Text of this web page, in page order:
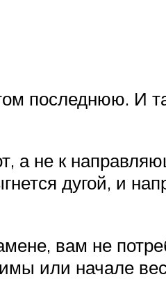
последнюю. И
а не к
дугой, и
вам не
или начале